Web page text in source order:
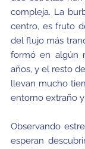
compleja. La
centro, es fruto
del flujo más
formó en algún
años, y el resto
llevan mucho
entorno extraño
Observando
esperan